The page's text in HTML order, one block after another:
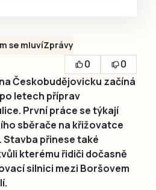
se mluvíZprávy
0
0
na Českobudějovicku začíná
letech příprav
První práce se týkají
sběrače na křižovatce
Stavba přinese také
kterému řidiči dočasně
silnici mezi Boršovem